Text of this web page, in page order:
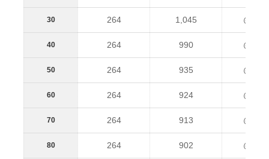
30 264 1,045
40 264 990
50 264 935
60 264 924
70 264 913
80 264 902